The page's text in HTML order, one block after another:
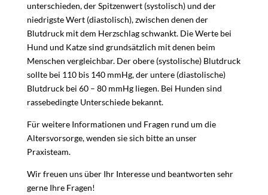
unterschieden, der Spitzenwert (systolisch) und der
niedrigste Wert (diastolisch), zwischen denen der
Blutdruck mit dem Herzschlag schwankt. Die Werte bei
Hund und Katze sind grundsätzlich mit denen beim
Menschen vergleichbar. Der obere (systolische) Blutdruck
sollte bei 110 bis 140 mmHg, der untere (diastolische)
Blutdruck bei 60 – 80 mmHg liegen. Bei Hunden sind
rassebedingte Unterschiede bekannt.
Für weitere Informationen und Fragen rund um die
Altersvorsorge, wenden sie sich bitte an unser
Praxisteam.
Wir freuen uns über Ihr Interesse und beantworten sehr
gerne Ihre Fragen!